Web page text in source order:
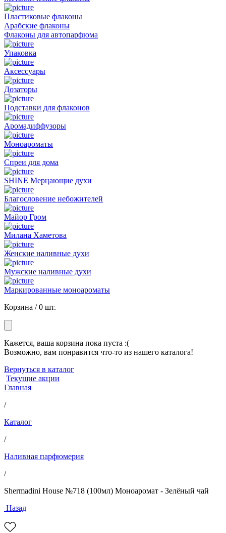
Пластиковые флаконы
Арабские флаконы
Флаконы для автопарфюма
Упаковка
Аксессуары
Дозаторы
Подставки для флаконов
Аромадиффузоры
Моноароматы
Спреи для дома
SHINE Мерцающие духи
Благословение небожителей
Майор Гром
Милана Хаметова
Женские наливные духи
Мужские наливные духи
Маркированные моноароматы
Корзина /0 шт.
Кажется, ваша корзина пока пуста :(
Возможно, вам понравится что-то из нашего каталога!
Вернуться в каталог
Текущие акции
Главная
/
Каталог
/
Наливная парфюмерия
/
Shermadini House №718 (100мл) Моноаромат - Зелёный чай
Назад